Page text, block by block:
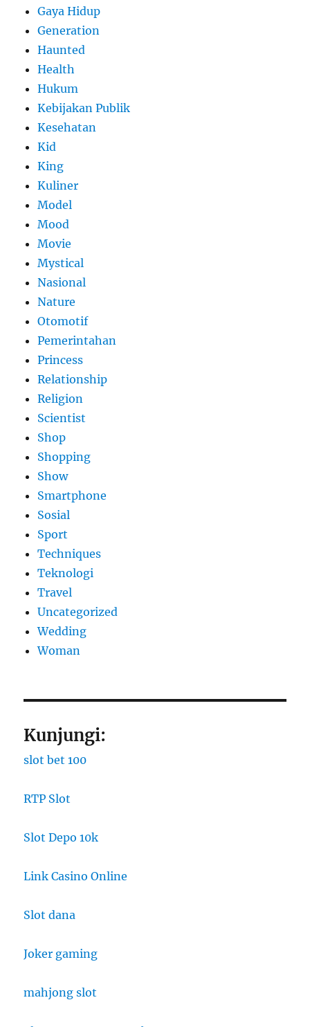
Gaya Hidup
Generation
Haunted
Health
Hukum
Kebijakan Publik
Kesehatan
Kid
King
Kuliner
Model
Mood
Movie
Mystical
Nasional
Nature
Otomotif
Pemerintahan
Princess
Relationship
Religion
Scientist
Shop
Shopping
Show
Smartphone
Sosial
Sport
Techniques
Teknologi
Travel
Uncategorized
Wedding
Woman
Kunjungi:
slot bet 100
RTP Slot
Slot Depo 10k
Link Casino Online
Slot dana
Joker gaming
mahjong slot